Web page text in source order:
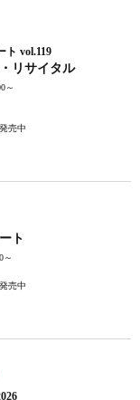
ト vol.119
リサイタル
～
売中
ト
～
売中